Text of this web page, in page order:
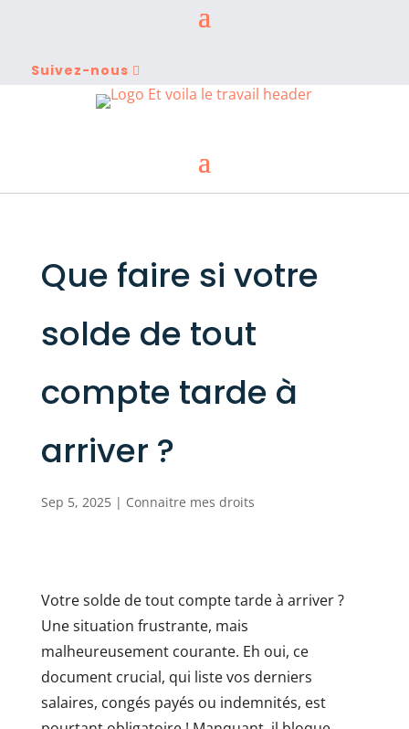
Suivez-nous
Que faire si votre
solde de tout
compte tarde à
arriver ?
Sep 5, 2025| Connaitre mes droits
Votre solde de tout compte tarde à arriver ?
Une situation frustrante, mais
malheureusement courante. Eh oui, ce
document crucial, qui liste vos derniers
salaires, congés payés ou indemnités, est